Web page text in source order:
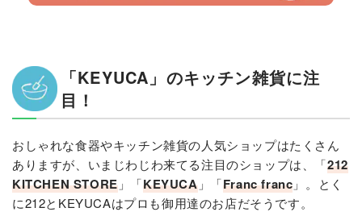
「KEYUCA」のキッチン雑貨に注
目！
おしゃれな食器やキッチン雑貨の人気ショップはたくさん
ありますが、いまじわじわ来てる注目のショップは、「212
KITCHEN STORE」「KEYUCA」「Franc franc 」。とく
に212とKEYUCAはプロも御用達のお店だそうです。